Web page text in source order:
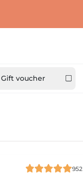
Gift voucher
952